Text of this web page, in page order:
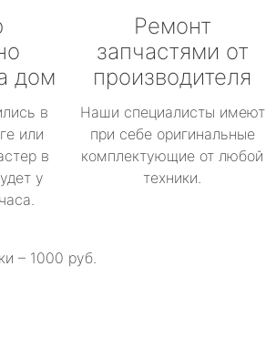
дом
в
или
в
у
Ремонт
запчастями от
производителя
Наши специалисты имеют
при себе оригинальные
комплектующие от любой
техники.
– 1000 руб.